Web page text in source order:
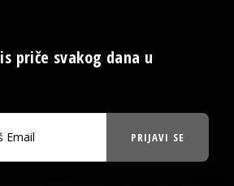
priče svakog dana u
PRIJAVI SE